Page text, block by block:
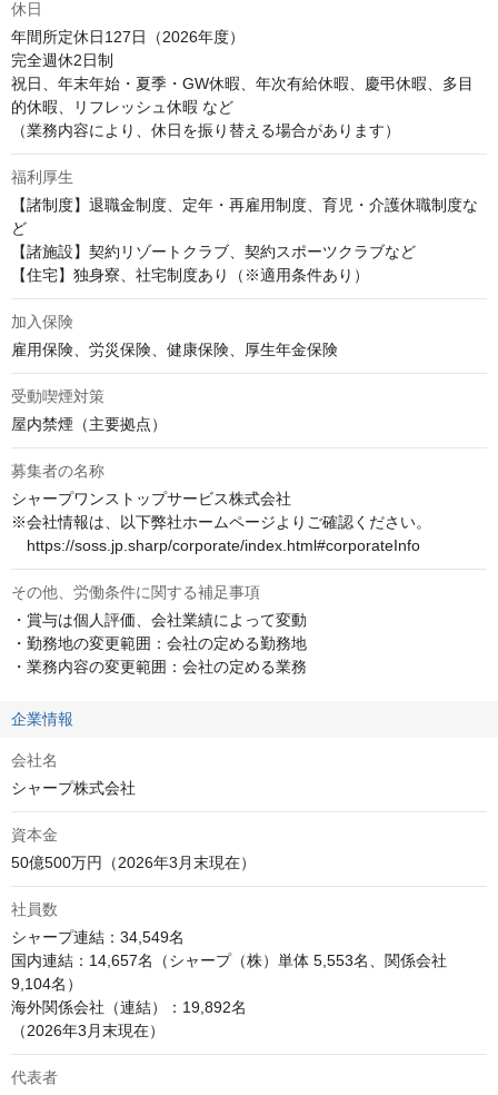
休日
年間所定休日127日（2026年度）
完全週休2日制
祝日、年末年始・夏季・GW休暇、年次有給休暇、慶弔休暇、多目
的休暇、リフレッシュ休暇 など
（業務内容により、休日を振り替える場合があります）
福利厚生
【諸制度】退職金制度、定年・再雇用制度、育児・介護休職制度な
ど
【諸施設】契約リゾートクラブ、契約スポーツクラブなど
【住宅】独身寮、社宅制度あり（※適用条件あり）
加入保険
雇用保険、労災保険、健康保険、厚生年金保険
受動喫煙対策
屋内禁煙（主要拠点）
募集者の名称
シャープワンストップサービス株式会社
※会社情報は、以下弊社ホームページよりご確認ください。
https://soss.jp.sharp/corporate/index.html#corporateInfo
その他、労働条件に関する補足事項
・賞与は個人評価、会社業績によって変動
・勤務地の変更範囲：会社の定める勤務地
・業務内容の変更範囲：会社の定める業務
企業情報
会社名
シャープ株式会社
資本金
50億500万円（2026年3月末現在）
社員数
シャープ連結：34,549名
国内連結：14,657名（シャープ（株）単体 5,553名、関係会社
9,104名）
海外関係会社（連結）：19,892名
（2026年3月末現在）
代表者